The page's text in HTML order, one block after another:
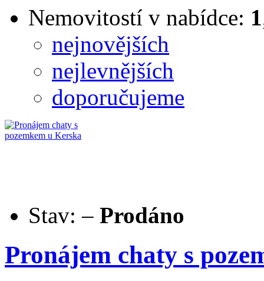
Nemovitostí v nabídce: 1
nejnovějších
nejlevnějších
doporučujeme
Stav: – Prodáno
Pronájem chaty s